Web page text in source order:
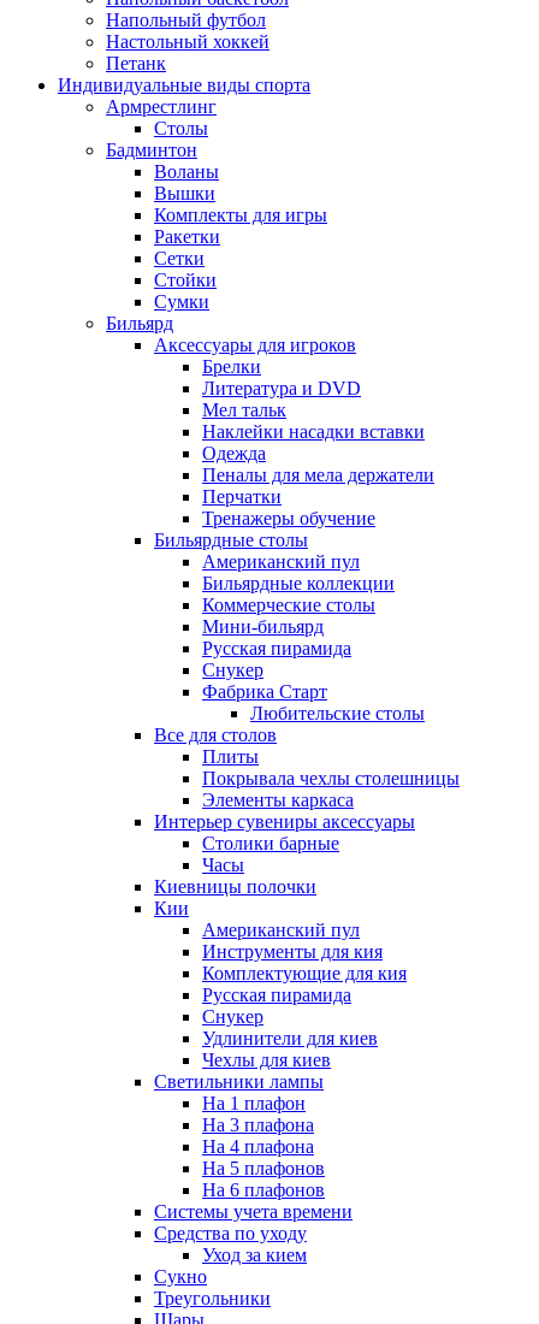
Напольный футбол
Настольный хоккей
Петанк
Индивидуальные виды спорта
Армрестлинг
Столы
Бадминтон
Воланы
Вышки
Комплекты для игры
Ракетки
Сетки
Стойки
Сумки
Бильярд
Аксессуары для игроков
Брелки
Литература и DVD
Мел тальк
Наклейки насадки вставки
Одежда
Пеналы для мела держатели
Перчатки
Тренажеры обучение
Бильярдные столы
Американский пул
Бильярдные коллекции
Коммерческие столы
Мини-бильярд
Русская пирамида
Снукер
Фабрика Старт
Любительские столы
Все для столов
Плиты
Покрывала чехлы столешницы
Элементы каркаса
Интерьер сувениры аксессуары
Столики барные
Часы
Киевницы полочки
Кии
Американский пул
Инструменты для кия
Комплектующие для кия
Русская пирамида
Снукер
Удлинители для киев
Чехлы для киев
Светильники лампы
На 1 плафон
На 3 плафона
На 4 плафона
На 5 плафонов
На 6 плафонов
Системы учета времени
Средства по уходу
Уход за кием
Сукно
Треугольники
Шары